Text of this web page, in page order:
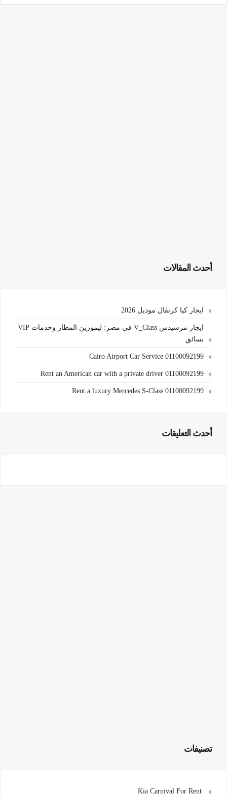
أحدث المقالات
ايجار كيا كرنفال موديل 2026
ايجار مرسيدس V_Class في مصر: ليموزين المطار وخدمات VIP
بسائق
Cairo Airport Car Service 01100092199
Rent an American car with a private driver 01100092199
Rent a luxury Mercedes S-Class 01100092199
أحدث التعليقات
تصنيفات